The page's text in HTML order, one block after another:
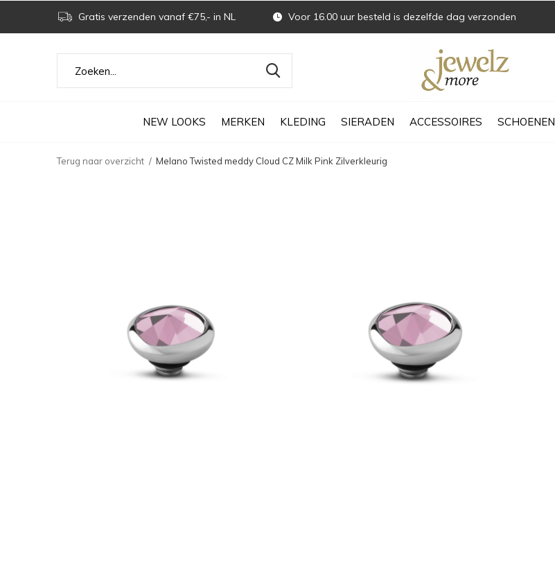
NEW LOOKS MERKEN KLEDING SIERADEN ACCESSOIRES SCHOENEN
Gratis verzenden vanaf €75,- in NL Voor 16.00 uur besteld is dezelfde dag verzonden
Terug naar overzicht Melano Twisted meddy Cloud CZ Milk Pink Zilverkleurig